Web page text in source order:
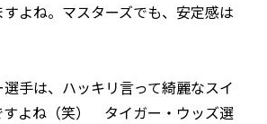
よね。マスターズでも、安定感は
手は、ハッキリ言って綺麗なスイ
すよね（笑） タイガー・ウッズ選